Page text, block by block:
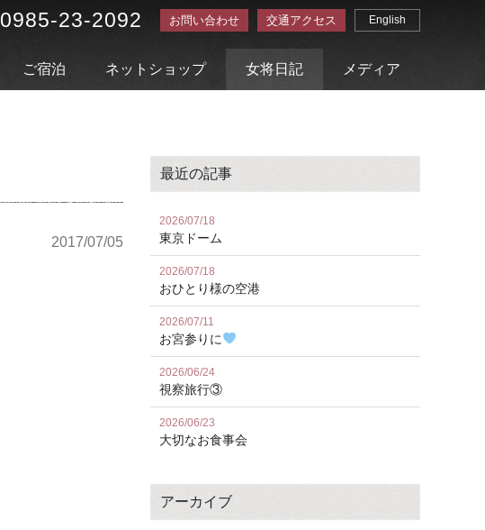
0985-23-2092 お問い合わせ 交通アクセス English
ご宿泊 ネットショップ 女将日記 メディア
2017/07/05
最近の記事
2026/07/18
東京ドーム
2026/07/18
おひとり様の空港
2026/07/11
お宮参りに
2026/06/24
視察旅行③
2026/06/23
大切なお食事会
アーカイブ